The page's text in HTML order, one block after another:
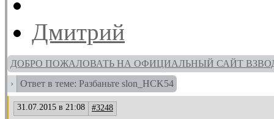
Дмитрий
ДОБРО ПОЖАЛОВАТЬ НА ОФИЦИАЛЬНЫЙ САЙТ
›
Ответ в теме: Разбаньте slon_HCK54
31.07.2015 в 21:08 #3248